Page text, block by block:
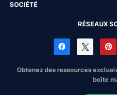
SOCIÉTÉ
RÉSEAUX
Obtenez des ressources
boîte